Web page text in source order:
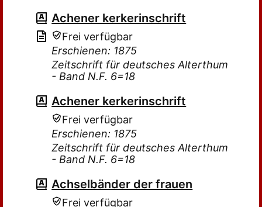
Achener kerkerinschrift
Frei verfügbar
Erschienen: 1875
Zeitschrift für deutsches Alterthum
- Band N.F. 6=18
Achener kerkerinschrift
Frei verfügbar
Erschienen: 1875
Zeitschrift für deutsches Alterthum
- Band N.F. 6=18
Achselbänder der frauen
Frei verfügbar